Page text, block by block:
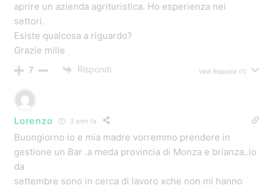
aprire un azienda agrituristica. Ho esperienza nei
settori.
Esiste qualcosa a riguardo?
Grazie mille
7 Rispondi Vedi Risposte (1)
Lorenzo 3 anni fa
Buongiorno io e mia madre vorremmo prendere in
gestione un Bar .a meda provincia di Monza e brianza..io
da
settembre sono in cerca di lavoro xche non mi hanno